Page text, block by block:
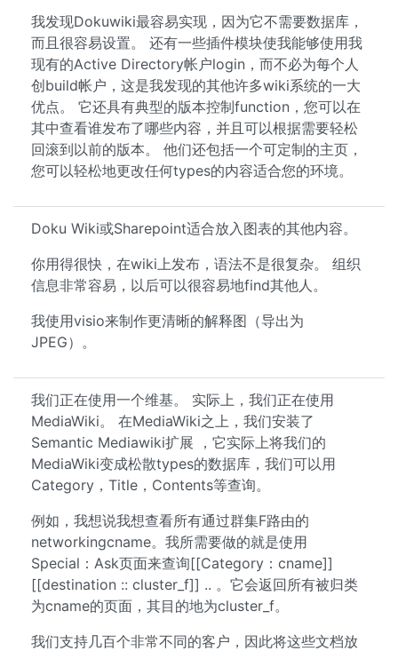
我发现Dokuwiki最容易实现，因为它不需要数据库，
而且很容易设置。 还有一些插件模块使我能够使用我
现有的Active Directory帐户login，而不必为每个人
创build帐户，这是我发现的其他许多wiki系统的一大
优点。 它还具有典型的版本控制function，您可以在
其中查看谁发布了哪些内容，并且可以根据需要轻松
回滚到以前的版本。 他们还包括一个可定制的主页，
您可以轻松地更改任何types的内容适合您的环境。
Doku Wiki或Sharepoint适合放入图表的其他内容。
你用得很快，在wiki上发布，语法不是很复杂。 组织
信息非常容易，以后可以很容易地find其他人。
我使用visio来制作更清晰的解释图（导出为
JPEG）。
我们正在使用一个维基。 实际上，我们正在使用
MediaWiki。 在MediaWiki之上，我们安装了
Semantic Mediawiki扩展 ，它实际上将我们的
MediaWiki变成松散types的数据库，我们可以用
Category，Title，Contents等查询。
例如，我想说我想查看所有通过群集F路由的
networkingcname。我所需要做的就是使用
Special：Ask页面来查询[[Category：cname]]
[[destination :: cluster_f]] .. 。它会返回所有被归类
为cname的页面，其目的地为cluster_f。
我们支持几百个非常不同的客户，因此将这些文档放